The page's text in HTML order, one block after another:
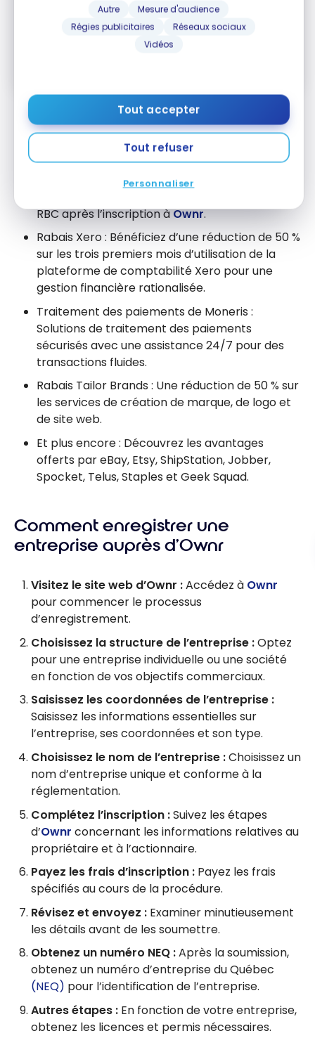
Autre
Mesure d'audience
Régies publicitaires
Réseaux sociaux
Vidéos
Tout accepter
Tout refuser
Personnaliser
M'ABONNER
Les alliances stratégiques d’Ownr
nombreux avantages :
Rabais sur les solutions bancaires avec RBC :
Jusqu’à 300 $ de remise en argent pour
RBC après l’inscription àOwnr.
Rabais Xero : Bénéficiez d’une réduction de 50 %
sur les trois premiers mois d’utilisation de la
plateforme de comptabilité Xero pour une
gestion financière rationalisée.
Traitement des paiements de Moneris :
Solutions de traitement des paiements
sécurisés avec une assistance 24/7 pour des
transactions fluides.
Rabais Tailor Brands : Une réduction de 50 % sur
les services de création de marque, de logo et
de site web.
Et plus encore : Découvrez les avantages
offerts par eBay, Etsy, ShipStation, Jobber,
Spocket, Telus, Staples et Geek Squad.
Comment enregistrer une
entreprise auprès d’Ownr
Visitez le site web d’Ownr :Accédez à Ownr
pour commencer le processus
d’enregistrement.
Choisissez la structure de l’entreprise :Optez
pour une entreprise individuelle ou une société
en fonction de vos objectifs commerciaux.
Saisissez les coordonnées de l’entreprise :
Saisissez les informations essentielles sur
l’entreprise, ses coordonnées et son type.
Choisissez le nom de l’entreprise :Choisissez un
nom d’entreprise unique et conforme à la
réglementation.
Complétez l’inscription :Suivez les étapes
d’Ownr concernant les informations relatives au
propriétaire et à l’actionnaire.
Payez les frais d’inscription : Payez les frais
spécifiés au cours de la procédure.
Révisez et envoyez : Examiner minutieusement
les détails avant de les soumettre.
Obtenez un numéro NEQ :Après la soumission,
obtenez un numéro d’entreprise du Québec
(NEQ) pour l’identification de l’entreprise.
Autres étapes : En fonction de votre entreprise,
obtenez les licences et permis nécessaires.